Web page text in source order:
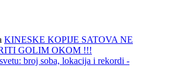
KINESKE KOPIJE SATOVA NE
GOLIM OKOM !!!
broj soba, lokacija i rekordi -